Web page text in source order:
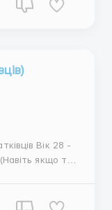
Вік 28 -
якщо ти
300$ в